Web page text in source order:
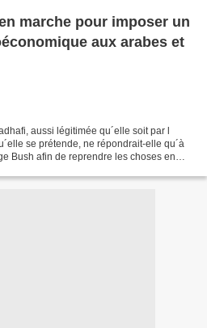
marche pour imposer un
aux arabes et
aussi légitimée qu´elle soit par l
se prétende, ne répondrait-elle qu´à
Bush afin de reprendre les choses en